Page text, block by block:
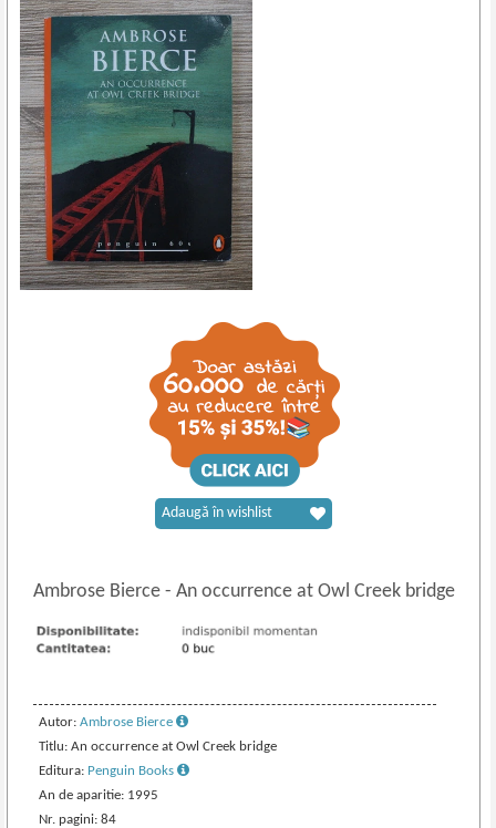
Ambrose Bierce- An occurrence at Owl Creek bridge
Autor:Ambrose Bierce
Titlu: An occurrence at Owl Creek bridge
Editura: Penguin Books
An de aparitie: 1995
Nr. pagini: 84
Adaugă în wishlist